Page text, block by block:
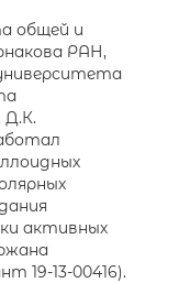
общей и
РАН,
Д.К.
активных
19-13-00416).